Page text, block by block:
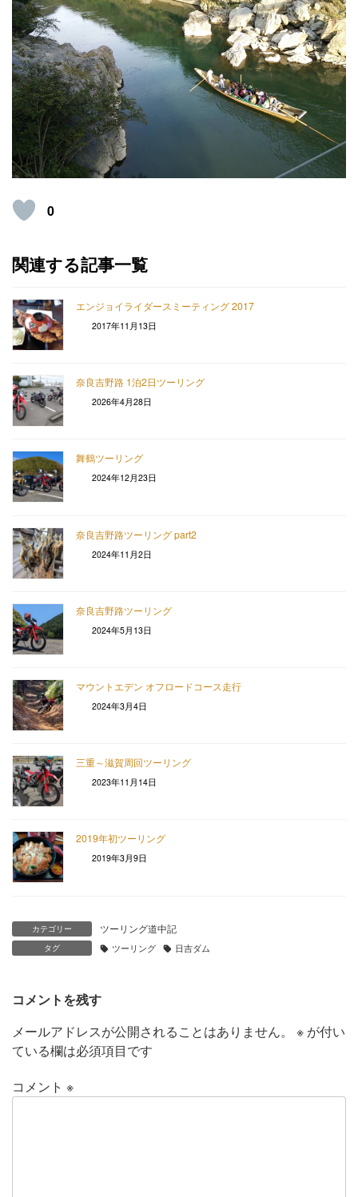
0
関連する記事一覧
エンジョイライダースミーティング 2017
2017年11月13日
奈良吉野路 1泊2日ツーリング
2026年4月28日
舞鶴ツーリング
2024年12月23日
奈良吉野路ツーリング part2
2024年11月2日
奈良吉野路ツーリング
2024年5月13日
マウントエデン オフロードコース走行
2024年3月4日
三重～滋賀周回ツーリング
2023年11月14日
2019年初ツーリング
2019年3月9日
カテゴリー ツーリング道中記
タグ ツーリング 日吉ダム
コメントを残す
メールアドレスが公開されることはありません。
※ が付い
ている欄は必須項目です
コメント ※